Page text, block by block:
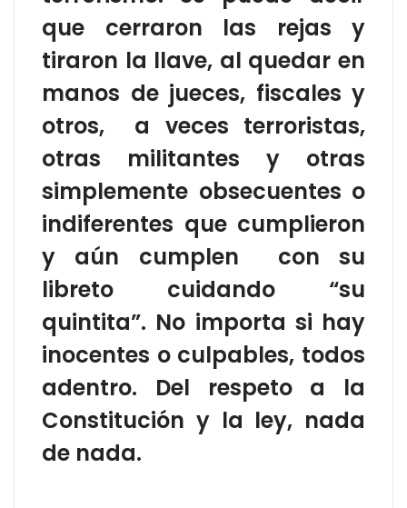
que cerraron las rejas y
tiraron la llave, al quedar en
manos de jueces, fiscales y
otros, a veces terroristas,
otras militantes y otras
simplemente obsecuentes o
indiferentes que cumplieron
y aún cumplen con su
libreto cuidando “su
quintita”. No importa si hay
inocentes o culpables, todos
adentro. Del respeto a la
Constitución y la ley, nada
de nada.